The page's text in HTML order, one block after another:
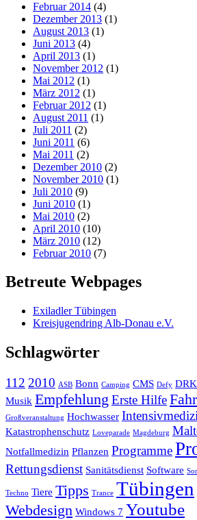
Februar 2014 (4)
Dezember 2013 (1)
August 2013 (1)
Juni 2013 (4)
April 2013 (1)
November 2012 (1)
Mai 2012 (1)
März 2012 (1)
Februar 2012 (1)
August 2011 (1)
Juli 2011 (2)
Juni 2011 (6)
Mai 2011 (2)
Dezember 2010 (2)
November 2010 (1)
Juli 2010 (9)
Juni 2010 (1)
Mai 2010 (2)
April 2010 (10)
März 2010 (12)
Februar 2010 (7)
Betreute Webpages
Exiladler Tübingen
Kreisjugendring Alb-Donau e.V.
Schlagwörter
112 2010 ASB Bonn Camping CMS Defy DRK
Musik Empfehlung Erste Hilfe
Großveranstaltung Hochwasser
Katastrophenschutz Loveparade Magdeburg
Notfallmedizin Pflanzen Programme
Rettungsdienst Sanitätsdienst Software
Techno Tiere Tipps Trance Tübingen
Webdesign Windows 7 Youtube